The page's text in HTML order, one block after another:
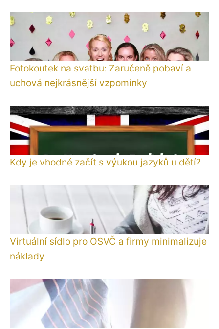
Fotokoutek na svatbu: Zaručeně pobaví a
uchová nejkrásnější vzpomínky
Kdy je vhodné začít s výukou jazyků u dětí?
Virtuální sídlo pro OSVČ a firmy minimalizuje
náklady